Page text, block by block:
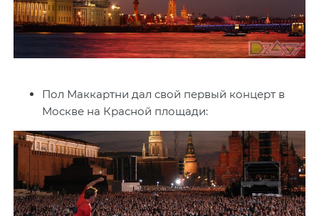
Пол Маккартни дал свой первый концерт в
Москве на Красной площади: